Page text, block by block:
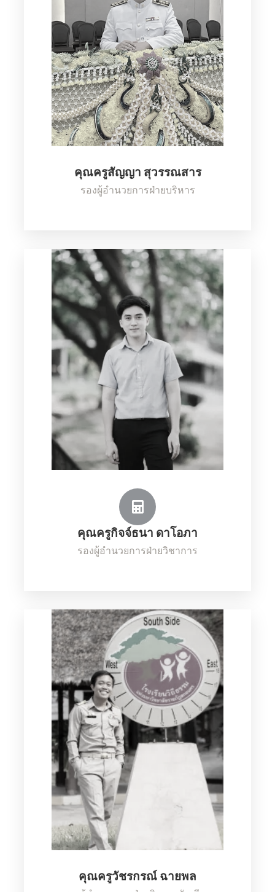
คุณครูสัญญา สุวรรณสาร
รองผู้อำนวยการฝ่ายบริหาร
คุณครูกิจจ์ธนา ดาโอภา
รองผู้อำนวยการฝ่ายวิชาการ
คุณครูวัชรกรณ์ ฉายพล